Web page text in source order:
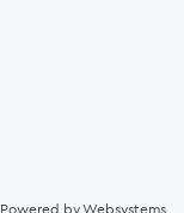
Powered byWebsystems